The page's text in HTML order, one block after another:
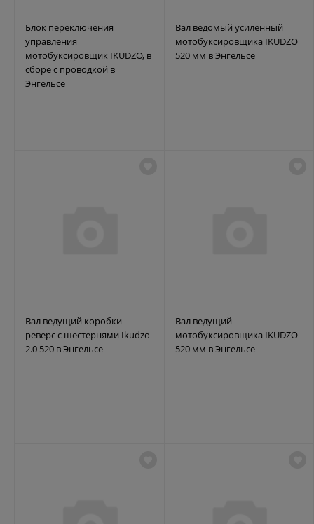
Блок переключения
управления
мотобуксировщик IKUDZO, в
сборе с проводкой в
Энгельсе
Вал ведомый усиленный
мотобуксировщика IKUDZO
520 мм в Энгельсе
Вал ведущий коробки
реверс с шестернями Ikudzo
2.0 520 в Энгельсе
Вал ведущий
мотобуксировщика IKUDZO
520 мм в Энгельсе